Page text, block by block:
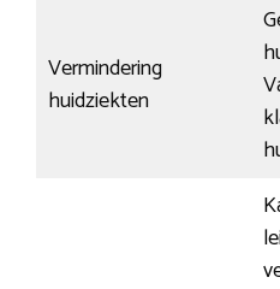
Vermindering
huidziekten